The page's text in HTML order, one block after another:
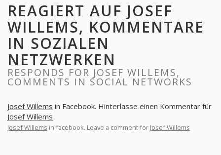
REAGIERT AUF JOSEF
WILLEMS, KOMMENTARE
IN SOZIALEN
NETZWERKEN
RESPONDS FOR JOSEF WILLEMS,
COMMENTS IN SOCIAL NETWORKS
Josef Willems in Facebook. Hinterlasse einen Kommentar für
Josef Willems
Josef Willems in facebook. Leave a comment for Josef Willems